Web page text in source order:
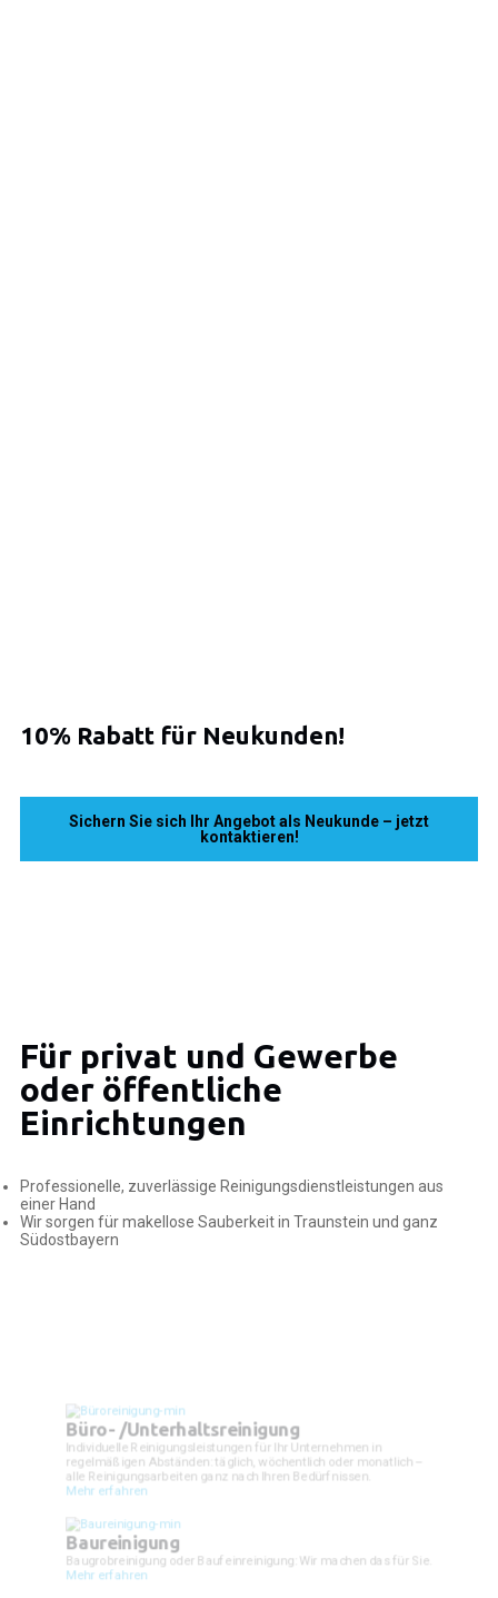
10% Rabatt für Neukunden!
Sichern Sie sich Ihr Angebot als Neukunde – jetzt
kontaktieren!
Für privat und Gewerbe
oder öffentliche
Einrichtungen
Professionelle, zuverlässige Reinigungsdienstleistungen aus
einer Hand
Wir sorgen für makellose Sauberkeit in Traunstein und ganz
Südostbayern
Büro- /Unterhaltsreinigung
Individuelle Reinigungsleistungen für Ihr Unternehmen in
regelmäßigen Abständen: täglich, wöchentlich oder monatlich –
alle Reinigungsarbeiten ganz nach Ihren Bedürfnissen.
Mehr erfahren
Baureinigung
Baugrobreinigung oder Baufeinreinigung: Wir machen das für Sie.
Mehr erfahren